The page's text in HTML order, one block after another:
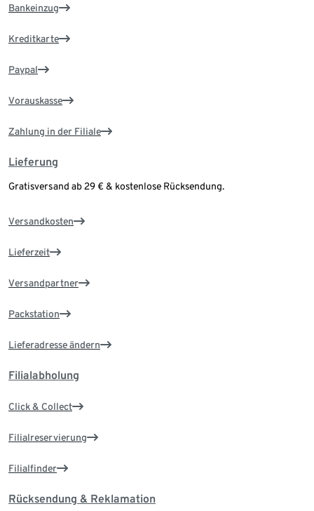
Bankeinzug
Kreditkarte
Paypal
Vorauskasse
Zahlung in der Filiale
Lieferung
Gratisversand ab 29 € & kostenlose Rücksendung.
Versandkosten
Lieferzeit
Versandpartner
Packstation
Lieferadresse ändern
Filialabholung
Click & Collect
Filialreservierung
Filialfinder
Rücksendung & Reklamation